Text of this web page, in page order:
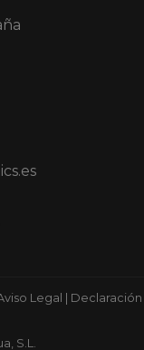
Legal
Declaración
S.L.